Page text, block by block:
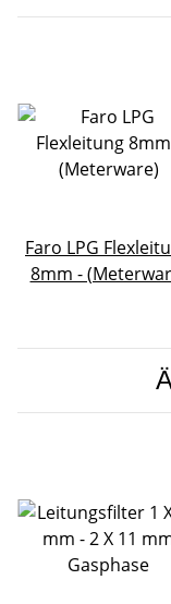
Faro LPG
8mm -